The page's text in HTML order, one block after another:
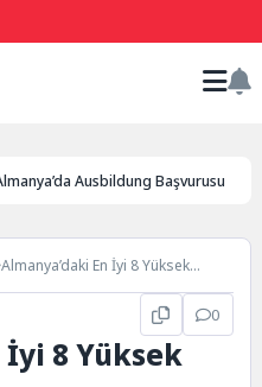
Ausbildung Başvurusu
Almanya’daki En İyi 8 Yüksek
0
İyi 8 Yüksek